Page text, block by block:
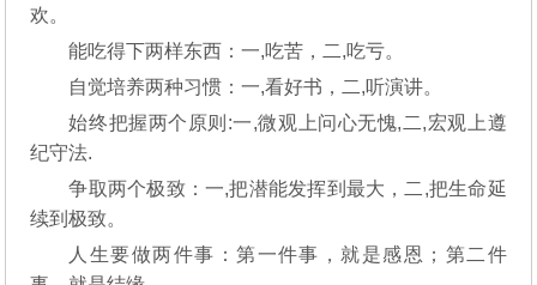
欢。
能吃得下两样东西：一,吃苦，二,吃亏。
自觉培养两种习惯：一,看好书，二,听演讲。
始终把握两个原则:一,微观上问心无愧,二,宏观上遵
纪守法.
争取两个极致：一,把潜能发挥到最大，二,把生命延
续到极致。
人生要做两件事：第一件事，就是感恩；第二件